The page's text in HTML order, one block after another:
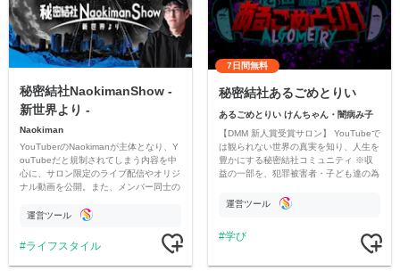
秘密結社NaokimanShow -
新世界より -
Naokiman
YouTuberのNaokimanが主体となり、Y
ouTubeだと規制されてしまう内容を中
心に、サロン限定のライブ配信やオリジ
ナル動画を公開。また、メンバー同士の
ただいています。
運営ツール
ライフスタイル
7日間無料
秘密結社あるごめとりい
あるごめとりい けんちゃん・闇病み子
【DMM 新人賞受賞サロン】 YouTubeで
は観られない世界の真実を知り、人生を
豊かにする秘密結社コミュニティ ※収
益の一部を、犯罪被害者・子ども達の為
す運営ツール
学び